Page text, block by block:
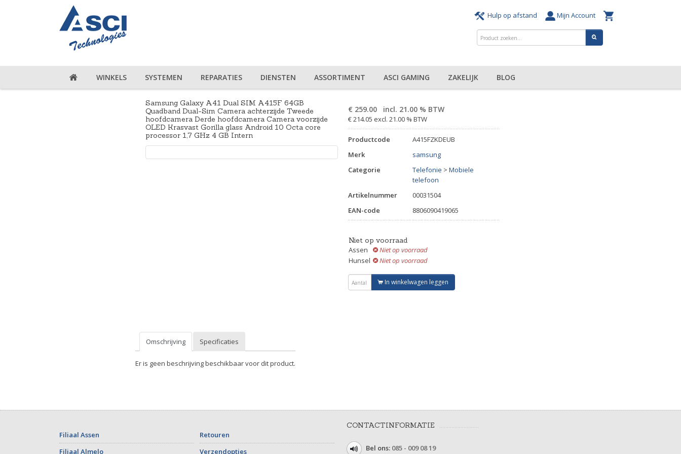
Hulp op afstand Mijn Account
WINKELS SYSTEMEN REPARATIES DIENSTEN ASSORTIMENT ASCI GAMING ZAKELIJK BLOG
Samsung Galaxy A41 Dual SIM A415F 64GB
Quadband Dual-Sim Camera achterzijde Tweede
hoofdcamera Derde hoofdcamera Camera voorzijde
OLED Krasvast Gorilla glass Android 10 Octa core
processor 1,7 GHz 4 GB Intern
€ 259.00 incl. 21.00 % BTW
€ 214.05 excl. 21.00 % BTW
Productcode
A415FZKDEUB
Merk
samsung
Categorie
Telefonie > Mobiele
telefoon
Artikelnummer
00031504
EAN-code
8806090419065
Niet op voorraad
Assen
Niet op voorraad
Hunsel
Niet op voorraad
In winkelwagen leggen
Omschrijving Specificaties
Er is geen beschrijving beschikbaar voor dit product.
Filiaal Assen
Filiaal Almelo
Retouren
Verzendopties
CONTACTINFORMATIE
Bel ons: 085 - 009 08 19